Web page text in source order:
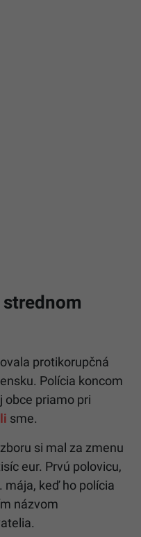
protikorupčná
Polícia koncom
obce priamo pri
sme.
si mal za zmenu
eur. Prvú polovicu,
mája, keď ho polícia
názvom